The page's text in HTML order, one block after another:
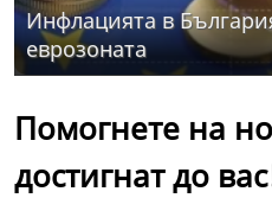
Инфлацията в
еврозоната
Помогнете на
достигнат до